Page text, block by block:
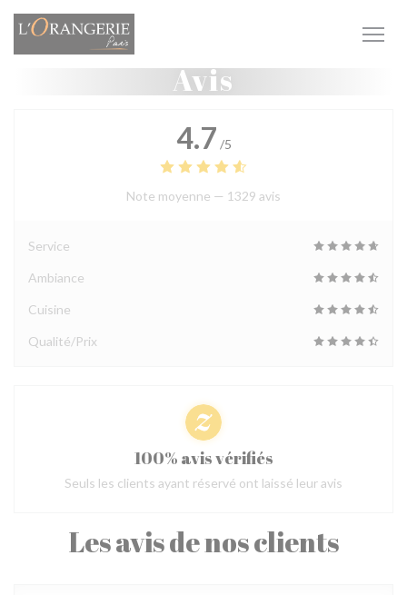
Personnalisation de vos choix en matière de cookies
Avis
Les avis de nos clients
4.7 /5
Note moyenne — 1329 avis
Service
Ambiance
Cuisine
Qualité/Prix
100% avis vérifiés
Seuls les clients ayant réservé ont laissé leur avis